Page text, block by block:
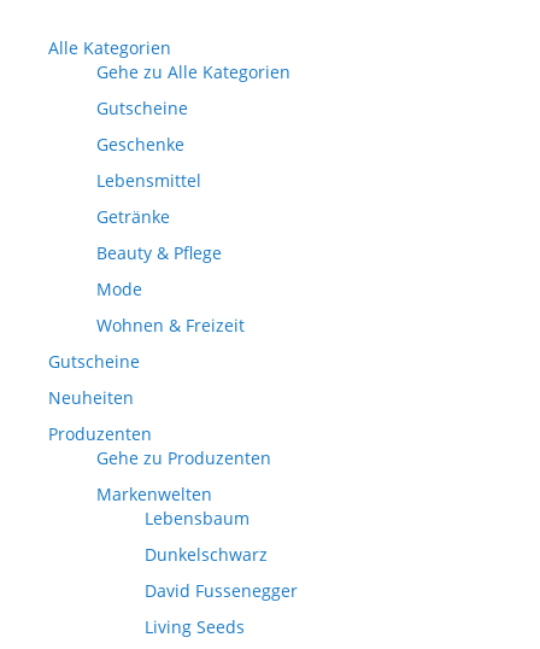
Alle Kategorien
Gehe zu Alle Kategorien
Gutscheine
Geschenke
Lebensmittel
Getränke
Beauty & Pflege
Mode
Wohnen & Freizeit
Gutscheine
Neuheiten
Produzenten
Gehe zu Produzenten
Markenwelten
Lebensbaum
Dunkelschwarz
David Fussenegger
Living Seeds